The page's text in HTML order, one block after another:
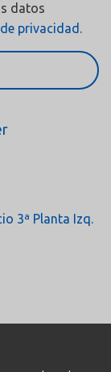
datos
privacidad.
3ª Planta Izq.